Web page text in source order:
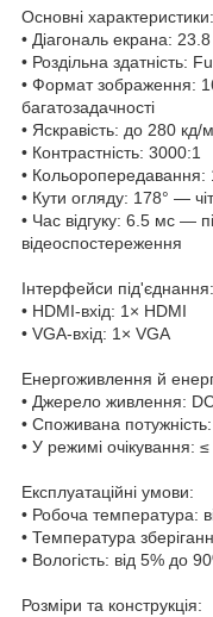
Основні характеристики:
• Діагональ екрана:
• Роздільна здатність:
• Формат зображення:
багатозадачності
• Яскравість: до 280 кд/
• Контрастність: 3000:1
• Кольоропередавання:
• Кути огляду: 178° —
• Час відгуку: 6.5 мс —
відеоспостереження
Інтерфейси під'єднання:
• HDMI-вхід: 1× HDMI
• VGA-вхід: 1× VGA
Енергоживлення й
• Джерело живлення:
• Споживана
• У режимі очікування:
Експлуатаційні умови:
• Робоча температура:
• Температура
• Вологість: від 5% до
Розміри та конструкція: